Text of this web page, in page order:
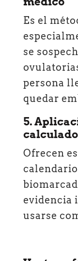
Es el
se
persona
quedar
5.
Ofrecen
evidencia
usarse